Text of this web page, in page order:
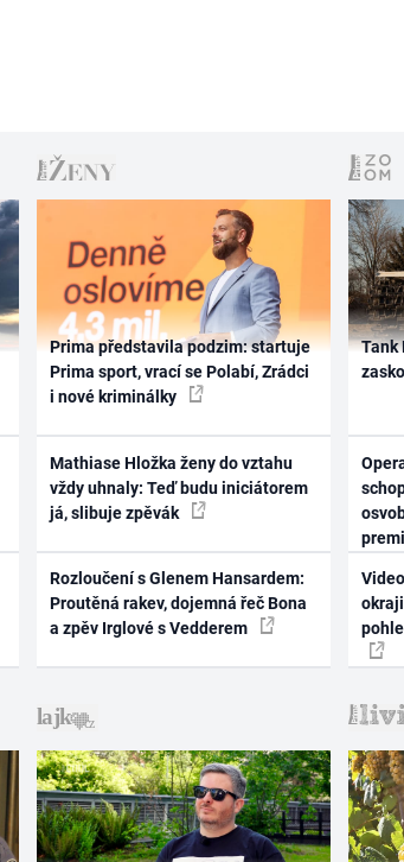
Prima představila podzim: startuje
Prima sport, vrací se Polabí, Zrádci
i nové kriminálky
Mathiase Hložka ženy do vztahu
vždy uhnaly: Teď budu iniciátorem
já, slibuje zpěvák
Rozloučení s Glenem Hansardem:
Proutěná rakev, dojemná řeč Bona
a zpěv Irglové s Vedderem
Tank